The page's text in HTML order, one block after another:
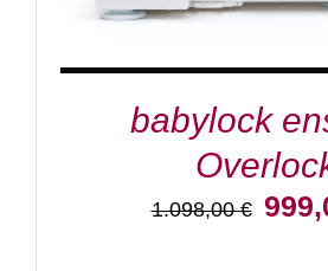
babylock
1.098,00€